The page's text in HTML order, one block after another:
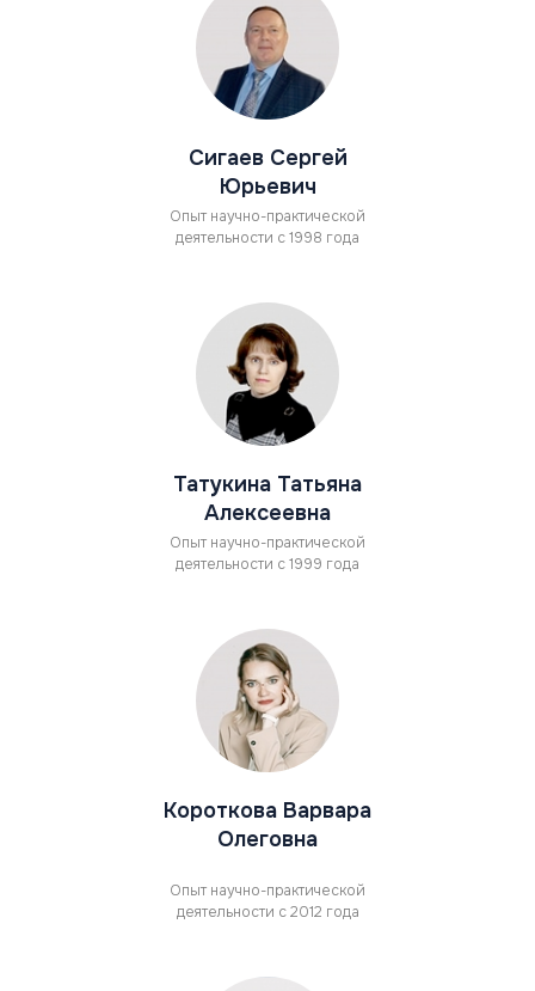
Сигаев Сергей
Юрьевич
Опыт научно-практической
деятельности с 1998 года
Татукина Татьяна
Алексеевна
Опыт научно-практической
деятельности с 1999 года
Короткова Варвара
Олеговна
Опыт научно-практической
деятельности с 2012 года